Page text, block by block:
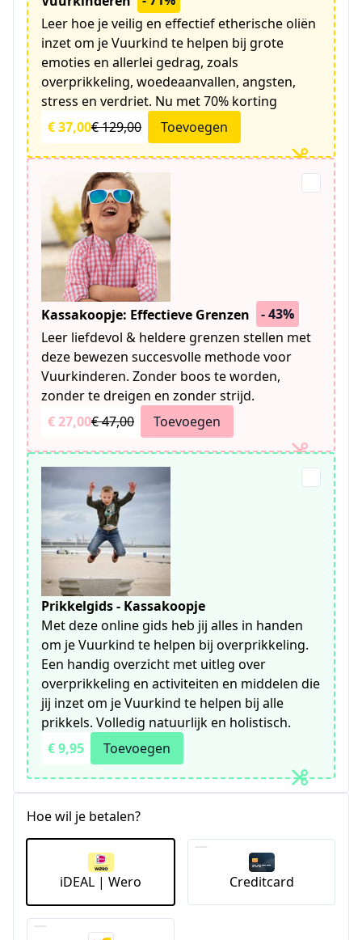
Leer hoe je veilig en effectief etherische oliën
inzet om je Vuurkind te helpen bij grote
emoties en allerlei gedrag, zoals
overprikkeling, woedeaanvallen, angsten,
stress en verdriet. Nu met 70% korting
€ 37,00€ 129,00 Toevoegen
Kassakoopje: Effectieve Grenzen
- 43%
Leer liefdevol & heldere grenzen stellen met
deze bewezen succesvolle methode voor
Vuurkinderen. Zonder boos te worden,
zonder te dreigen en zonder strijd.
€ 27,00€ 47,00 Toevoegen
Prikkelgids - Kassakoopje
Met deze online gids heb jij alles in handen
om je Vuurkind te helpen bij overprikkeling.
Een handig overzicht met uitleg over
overprikkeling en activiteiten en middelen die
jij inzet om je Vuurkind te helpen bij alle
prikkels. Volledig natuurlijk en holistisch.
€ 9,95
Toevoegen
Hoe wil je betalen?
iDEAL | Wero Creditcard